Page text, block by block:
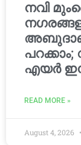
നവി
എയർ
READ MORE »
August 4, 2026